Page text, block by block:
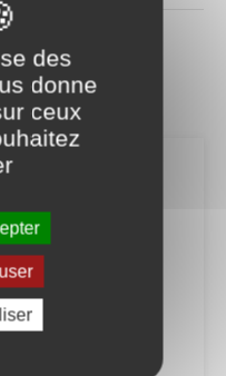
des
donne
ceux